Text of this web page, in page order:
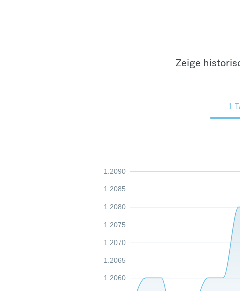
Zeige
1
1.2060
1.2065
1.2070
1.2075
1.2080
1.2085
1.2090